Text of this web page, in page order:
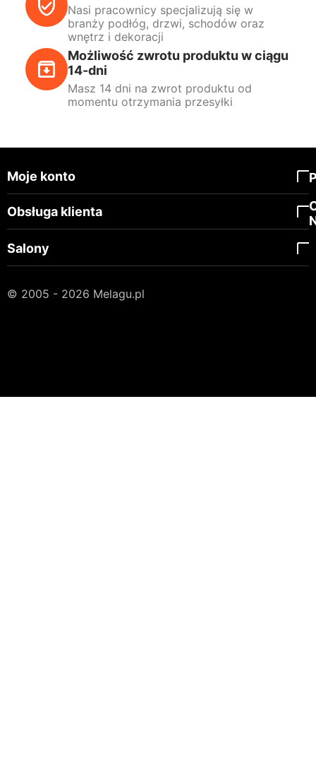
Nasi pracownicy specjalizują się w
branży podłóg, drzwi, schodów oraz
wnętrz i dekoracji
Możliwość zwrotu produktu w ciągu
14-dni
Masz 14 dni na zwrot produktu od
momentu otrzymania przesyłki
Moje konto
Obsługa klienta
Salony
© 2005 - 2026 Melagu.pl